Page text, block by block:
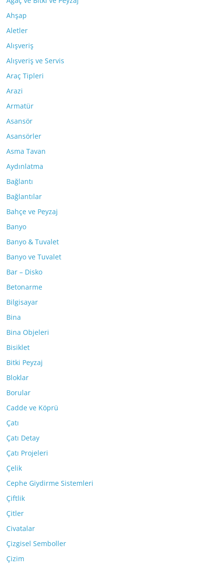
Ahşap
Aletler
Alışveriş
Alışveriş ve Servis
Araç Tipleri
Arazi
Armatür
Asansör
Asansörler
Asma Tavan
Aydınlatma
Bağlantı
Bağlantılar
Bahçe ve Peyzaj
Banyo
Banyo & Tuvalet
Banyo ve Tuvalet
Bar – Disko
Betonarme
Bilgisayar
Bina
Bina Objeleri
Bisiklet
Bitki Peyzaj
Bloklar
Borular
Cadde ve Köprü
Çatı
Çatı Detay
Çatı Projeleri
Çelik
Cephe Giydirme Sistemleri
Çiftlik
Çitler
Civatalar
Çizgisel Semboller
Çizim